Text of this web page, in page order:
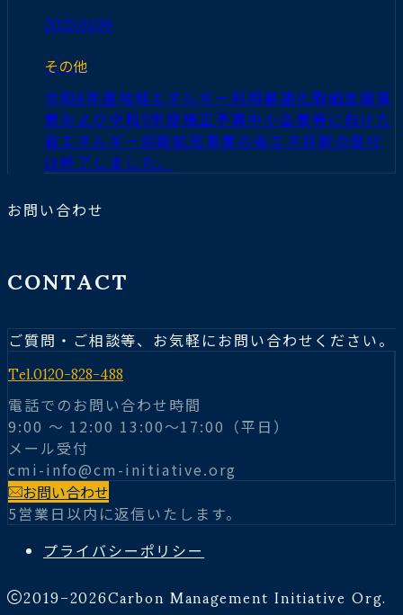
2025.01.06
その他
令和6年度地域エネルギー利用最適化取組支援事
業および令和5年度補正予算中小企業等に向けた
省エネルギー診断拡充事業の省エネ診断の受付
は終了しました。
お問い合わせ
CONTACT
ご質問・ご相談等、お気軽にお問い合わせください。
Tel.0120-828-488
電話でのお問い合わせ時間
9:00 〜 12:00 13:00～17:00（平日）
メール受付
cmi-info@cm-initiative.org
お問い合わせ
5営業日以内に返信いたします。
プライバシーポリシー
2019–2026Carbon Management Initiative Org.